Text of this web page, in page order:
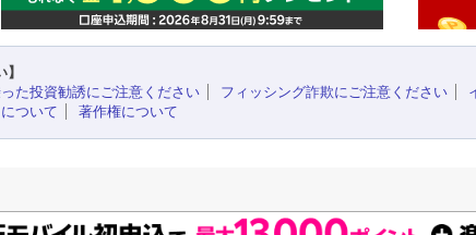
った投資勧誘にご注意ください
フィッシング詐欺にご注意ください
ついて
著作権について